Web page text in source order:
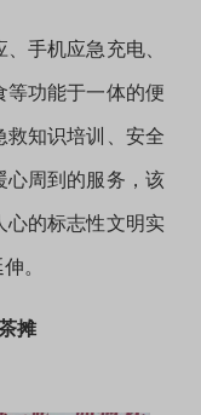
手机应急充电、
等功能于一体的便
救知识培训、安全
心周到的服务，该
心的标志性文明实
。
摊